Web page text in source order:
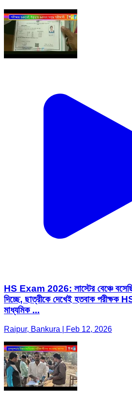
HS Exam 2026: লাস্টের বেঞ্চে